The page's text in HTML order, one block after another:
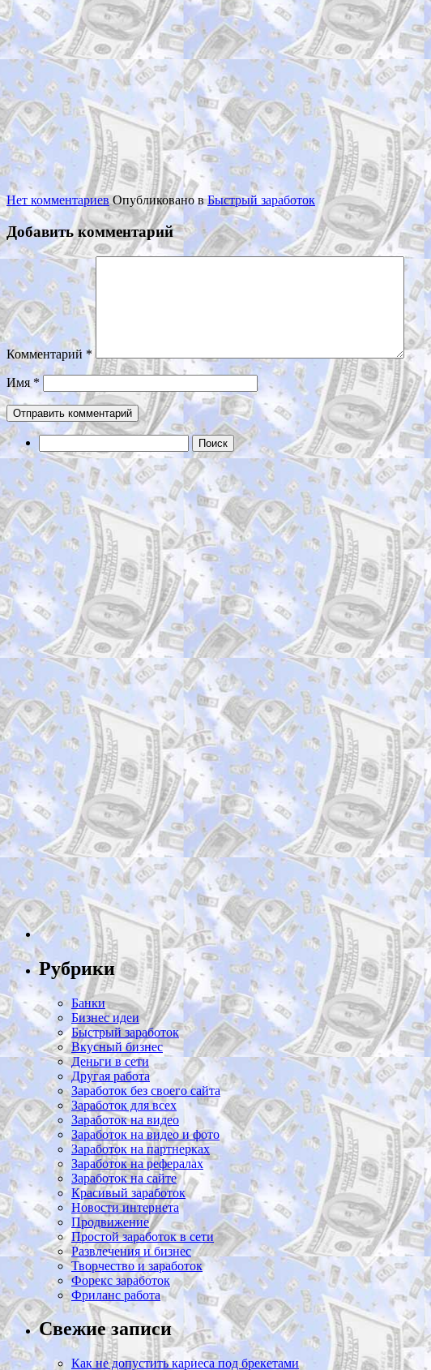
Нет комментариев Опубликовано вБыстрый заработок
Добавить комментарий
Комментарий *
Имя *
Найти:
Рубрики
Банки
Бизнес идеи
Быстрый заработок
Вкусный бизнес
Деньги в сети
Другая работа
Заработок без своего сайта
Заработок для всех
Заработок на видео
Заработок на видео и фото
Заработок на партнерках
Заработок на рефералах
Заработок на сайте
Красивый заработок
Новости интернета
Продвижение
Простой заработок в сети
Развлечения и бизнес
Творчество и заработок
Форекс заработок
Фриланс работа
Свежие записи
Как не допустить кариеса под брекетами